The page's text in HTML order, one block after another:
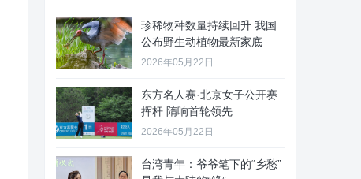
珍稀物种数量持续回升 我国
公布野生动植物最新家底
2026年05月22日
东方名人赛·北京女子公开赛
挥杆 隋响首轮领先
2026年05月22日
台湾青年：爷爷笔下的“乡愁”